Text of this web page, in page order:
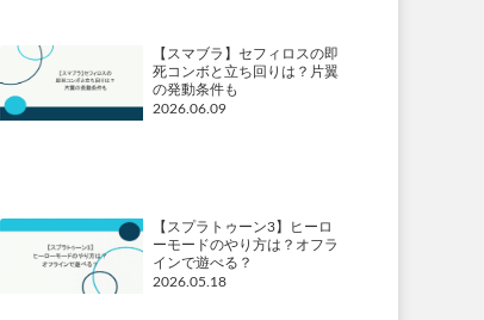
【スマブラ】セフィロスの即
死コンボと立ち回りは？片翼
の発動条件も
2026.06.09
【スプラトゥーン3】ヒーロ
ーモードのやり方は？オフラ
インで遊べる？
2026.05.18